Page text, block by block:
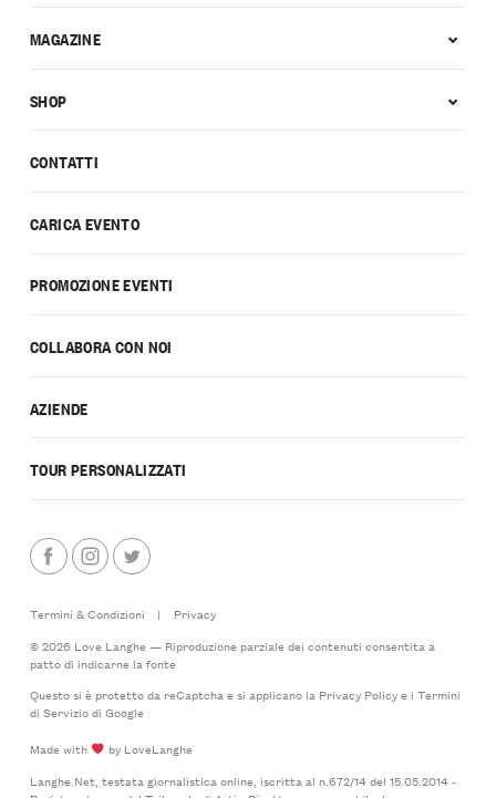
CONTATTI
CARICA EVENTO
PROMOZIONE EVENTI
COLLABORA CON NOI
AZIENDE
TOUR PERSONALIZZATI
MAGAZINE
SHOP
Termini & Condizioni |
Privacy
© 2026 Love Langhe — Riproduzione parziale dei contenuti consentita a
patto di indicarne la fonte
Questo si è protetto da reCaptcha e si applicano la Privacy Policye i Termini
di Serviziodi Google
Made with
by LoveLanghe
Langhe.Net, testata giornalistica online, iscritta al n.672/14 del 15.05.2014 -